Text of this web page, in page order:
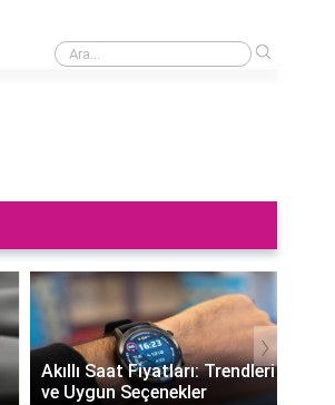
Saat neden sağa takılmaz?
Akıllı Saat Fiyatları: Trendleri
ve Uygun Seçenekler
›